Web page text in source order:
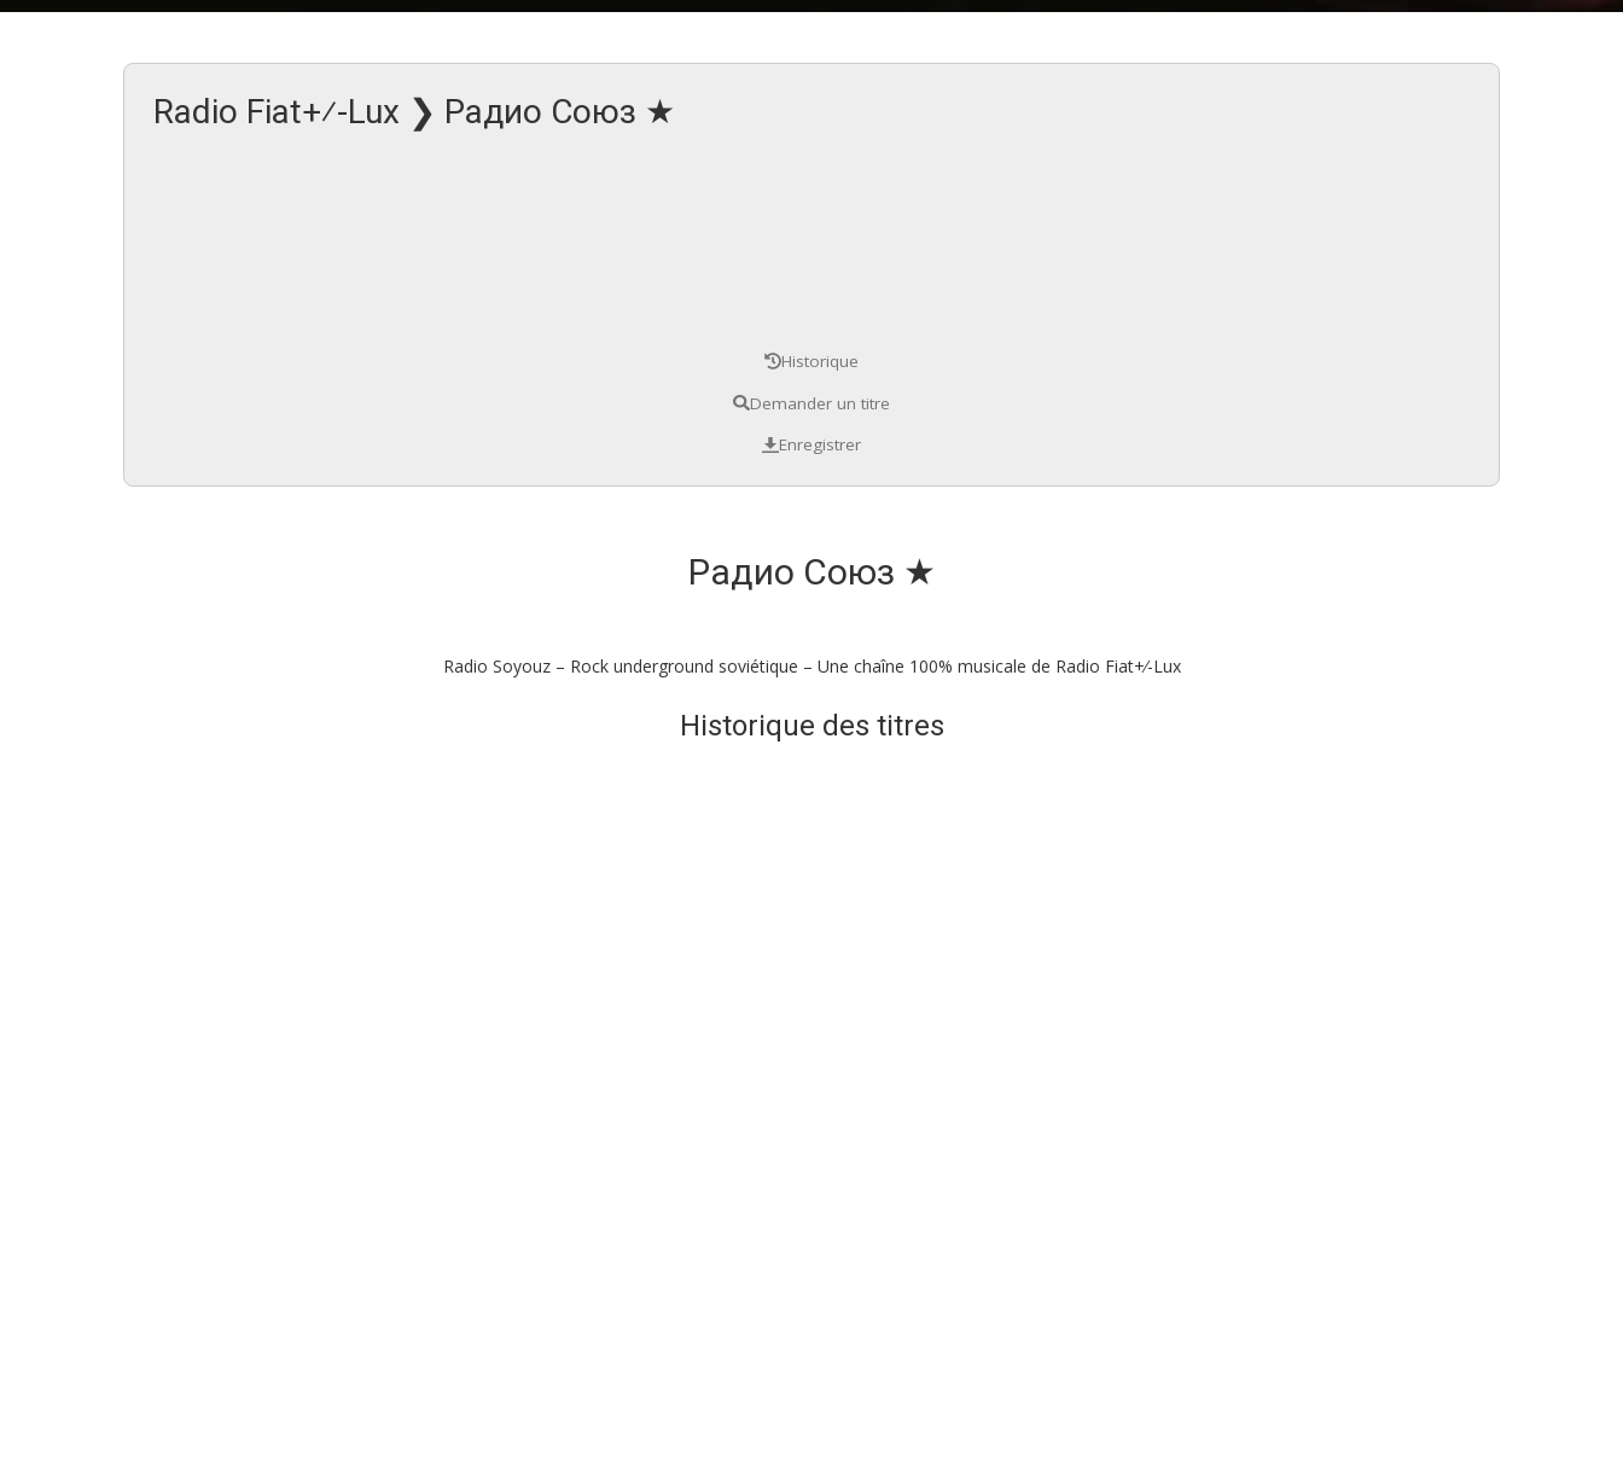
Radio Fiat+⁄-Lux ❯ Радио Союз ★
Historique
Demander un titre
Enregistrer
Радио Союз ★
Radio Soyouz – Rock underground soviétique – Une chaîne 100% musicale de Radio Fiat+⁄-Lux
Historique des titres